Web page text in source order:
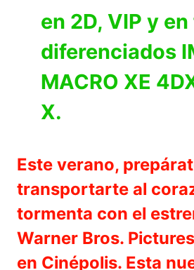
en 2D, VIP y
diferenciados
MACRO XE
X.
Este verano,
transportarte al
tormenta con el
Warner Bros.
en Cinépolis. Esta